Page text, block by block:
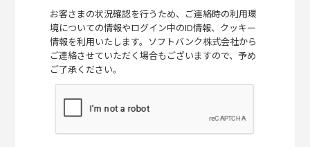
お客さまの状況確認を行うため、ご連絡時の利用環
境についての情報やログイン中のID情報、クッキー
情報を利用いたします。ソフトバンク株式会社から
ご連絡させていただく場合もございますので、予め
ご了承ください。